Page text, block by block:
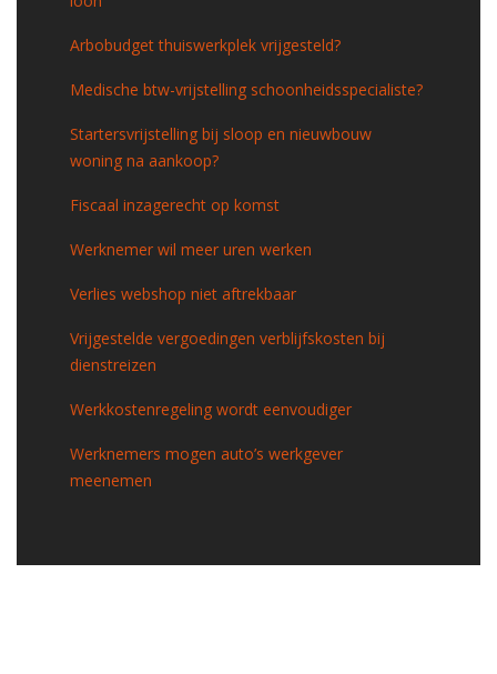
Arbobudget thuiswerkplek vrijgesteld?
Medische btw-vrijstelling schoonheidsspecialiste?
Startersvrijstelling bij sloop en nieuwbouw
woning na aankoop?
Fiscaal inzagerecht op komst
Werknemer wil meer uren werken
Verlies webshop niet aftrekbaar
Vrijgestelde vergoedingen verblijfskosten bij
dienstreizen
Werkkostenregeling wordt eenvoudiger
Werknemers mogen auto’s werkgever
meenemen